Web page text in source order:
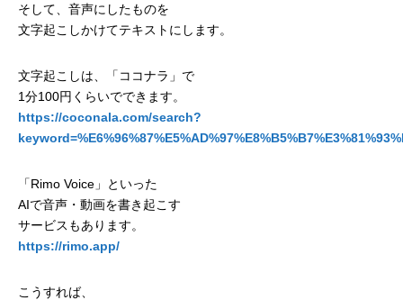
そして、音声にしたものを
文字起こしかけてテキストにします。
文字起こしは、「ココナラ」で
1分100円くらいでできます。
https://coconala.com/search?
「Rimo Voice」といった
AIで音声・動画を書き起こす
サービスもあります。
https://rimo.app/
こうすれば、